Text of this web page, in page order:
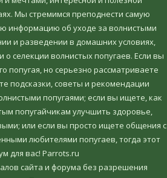
Мы стремимся преподнести самую
информацию об уходе за волнистыми
и разведении в домашних условиях,
селекции волнистых попугаев. Если вы
попугая, но серьезно рассматриваете
подсказки, советы и рекомендации
попугаями; если вы ищете, как
попугайчикам улучшить здоровье,
или если вы просто ищете общения с
любителями попугаев, тогда этот
для вас! Parrots.ru
сайта и форума без разрешения